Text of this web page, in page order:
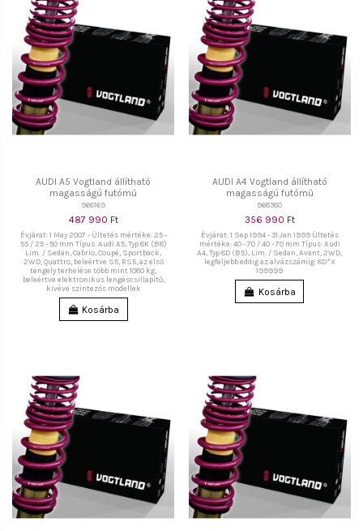
AUDI A5 Vogtland állítható
magasságú futómű
968169
487 990 Ft
Évjárat: 1 May 2007 - Ültetés mértéke: 25 -
55 / 25 - 50 mm Típus: Audi A5, Typ 8K (B8)
Lim. / Sedan, Cabrio, Coupé, Sportback,
2WD, Quattro, beleértve S5, RS5, az első
tengely terhelése több mint 1080 kg,
beleértve elektronikus lengéscsillapító,
kivéve szintezős modellek
Kosárba
AUDI A4 Vogtland állítható
magasságú futómű
968380
356 990 Ft
Évjárat: 1 Sep 1994 - 31 Jan 1999 Ültetés
mértéke: 40 - 70 / 40 - 70 mm Típus: Audi
A4, Typ 8D (B5), Lim. / Sedan, Avant, 2WD,
legfeljebb eddig az alvázszámig: 8D*X
199999
Kosárba